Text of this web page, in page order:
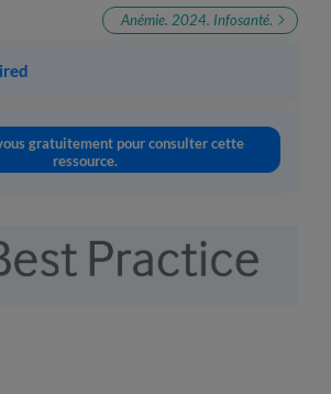
Anémie. 2024. Infosanté.
gratuitement pour consulter cette
ressource.